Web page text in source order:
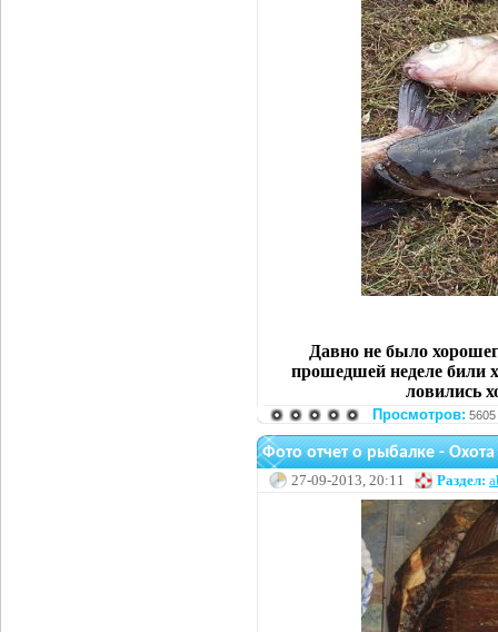
Давно не было
прошедшей неделе били
ловились
Просмотров:
Фото отчет о рыбалке -
27-09-2013, 20:11 Раздел: